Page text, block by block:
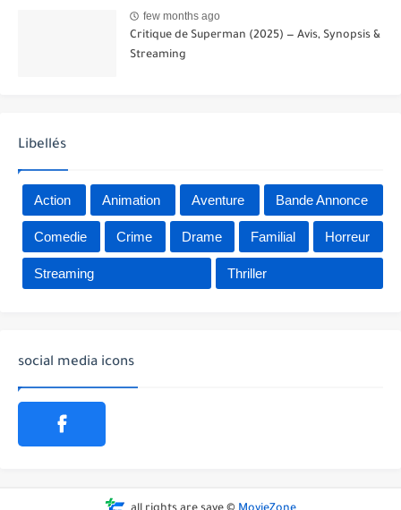
few months ago
Critique de Superman (2025) — Avis, Synopsis &
Streaming
Libellés
Action Animation Aventure Bande Annonce
Comedie Crime Drame Familial Horreur
Streaming Thriller
social media icons